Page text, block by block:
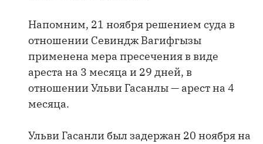
Напомним, 21 ноября решением суда в
отношении Севиндж Вагифгызы
применена мера пресечения в виде
ареста на 3 месяца и 29 дней, в
отношении Ульви Гасанлы — арест на 4
месяца.
Ульви Гасанли был задержан 20 ноября на